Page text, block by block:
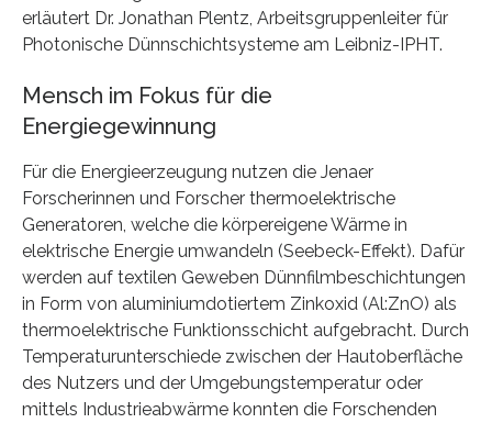
erläutert Dr. Jonathan Plentz, Arbeitsgruppenleiter für
Photonische Dünnschichtsysteme am Leibniz-IPHT.
Mensch im Fokus für die
Energiegewinnung
Für die Energieerzeugung nutzen die Jenaer
Forscherinnen und Forscher thermoelektrische
Generatoren, welche die körpereigene Wärme in
elektrische Energie umwandeln (Seebeck-Effekt). Dafür
werden auf textilen Geweben Dünnfilmbeschichtungen
in Form von aluminiumdotiertem Zinkoxid (Al:ZnO) als
thermoelektrische Funktionsschicht aufgebracht. Durch
Temperaturunterschiede zwischen der Hautoberfläche
des Nutzers und der Umgebungstemperatur oder
mittels Industrieabwärme konnten die Forschenden